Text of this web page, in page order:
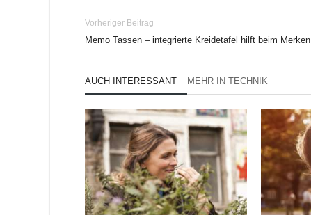
Vorheriger Beitrag
Memo Tassen – integrierte Kreidetafel hilft beim Merken
AUCH INTERESSANT MEHR IN TECHNIK